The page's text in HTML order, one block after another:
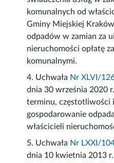
komunalnych od
Gminy Miejskiej
odpadów w zamian za
nieruchomości opłatę
komunalnymi.
4. Uchwała Nr XLVI/
dnia 30 września 2020
terminu, częstotliwości
gospodarowanie
właścicieli
5. Uchwała Nr LXXI/
dnia 10 kwietnia 2013